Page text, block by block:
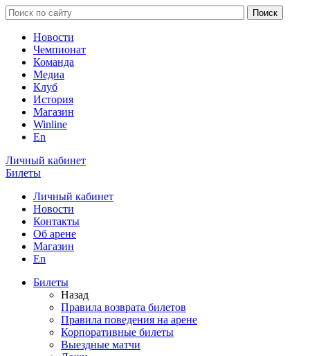
Новости
Чемпионат
Команда
Медиа
Клуб
История
Магазин
Winline
En
Личный кабинет
Билеты
Личный кабинет
Новости
Контакты
Об арене
Магазин
En
Билеты
Назад
Правила возврата билетов
Правила поведения на арене
Корпоративные билеты
Выездные матчи